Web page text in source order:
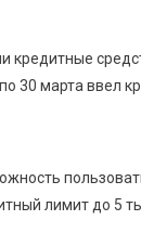
кредитные
30 марта ввел
лимит до 5